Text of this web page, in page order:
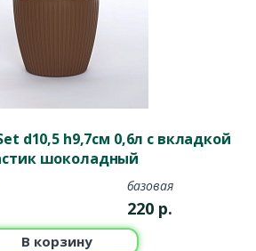
d10,5 h9,7см 0,6л с вкладкой
шоколадный
базовая
220 р.
В корзину